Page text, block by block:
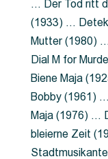
… Der Tod ritt
(1933) …
Mutter (1980)
Dial M for
Biene Maja
Bobby (1961)
Maja (1976) …
bleierne Zeit